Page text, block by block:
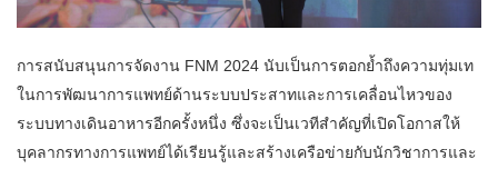
การสนับสนุนการจัดงาน FNM 2024 นับเป็นการตอกย้ำถึงความทุ่มเท
ในการพัฒนาการแพทย์ด้านระบบประสาทและการเคลื่อนไหวของ
ระบบทางเดินอาหารอีกครั้งหนึ่ง ซึ่งจะเป็นเวทีสำคัญที่เปิดโอกาสให้
บุคลากรทางการแพทย์ได้เรียนรู้และสร้างเครือข่ายกับนักวิชาการและ